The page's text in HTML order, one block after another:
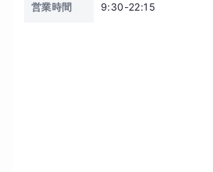
営業時間 9:30-22:15